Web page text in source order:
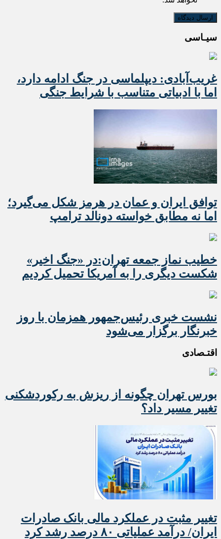
سیـاسی
غریب‌آبادی: دیپلماسی در جنگ ادامه دارد،
اما با ادبیاتی متناسب با شرایط جنگی
توافق ایران و عمان در هرمز شکل می‌گیرد؛
اما نه مطابق خواسته دونالد ترامپ
خطیب نماز جمعه تهران:در «جنگ اخیر»
شکست دیگری را به آمریکا تحمیل کردیم
نشست خبری رئیس‌جمهور همزمان با روز
خبرنگار برگزار می‌شود
اقتـصادی
بورس تهران چگونه از ریزش به رکوردشکنی
تغییر مسیر داد؟
تغییر مثبت در عملکرد مالی بانک صادرات
ایران/ درآمد عملیاتی ۸۰ درصد رشد کرد